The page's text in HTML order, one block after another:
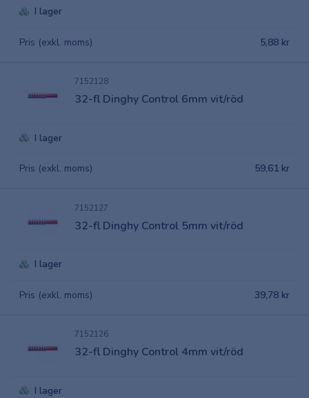
I lager
Pris (exkl. moms) 5,88 kr
7152128
32-fl Dinghy Control 6mm vit/röd
I lager
Pris (exkl. moms) 59,61 kr
7152127
32-fl Dinghy Control 5mm vit/röd
I lager
Pris (exkl. moms) 39,78 kr
7152126
32-fl Dinghy Control 4mm vit/röd
I lager